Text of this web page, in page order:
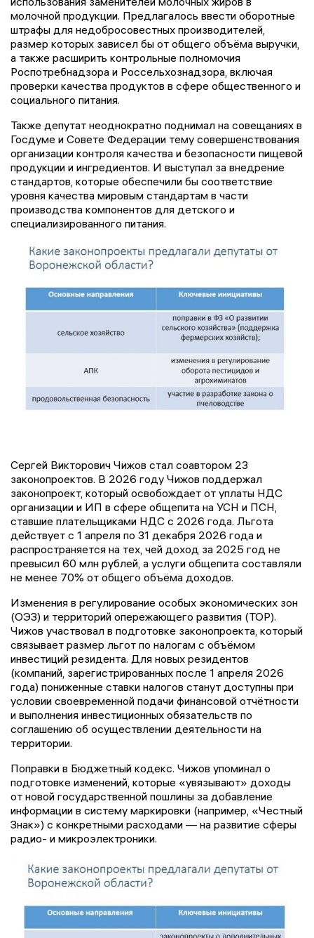
молочной продукции. Предлагалось ввести оборотные
штрафы для недобросовестных производителей,
размер которых зависел бы от общего объёма выручки,
а также расширить контрольные полномочия
Роспотребнадзора и Россельхознадзора, включая
проверки качества продуктов в сфере общественного и
социального питания.
Также депутат неоднократно поднимал на совещаниях в
Госдуме и Совете Федерации тему совершенствования
организации контроля качества и безопасности пищевой
продукции и ингредиентов. И выступал за внедрение
стандартов, которые обеспечили бы соответствие
уровня качества мировым стандартам в части
производства компонентов для детского и
специализированного питания.
Сергей Викторович Чижов стал соавтором 23
законопроектов. В 2026 году Чижов поддержал
законопроект, который освобождает от уплаты НДС
организации и ИП в сфере общепита на УСН и ПСН,
ставшие плательщиками НДС с 2026 года. Льгота
действует с 1 апреля по 31 декабря 2026 года и
распространяется на тех, чей доход за 2025 год не
превысил 60 млн рублей, а услуги общепита составляли
не менее 70% от общего объёма доходов.
Изменения в регулирование особых экономических зон
(ОЭЗ) и территорий опережающего развития (ТОР).
Чижов участвовал в подготовке законопроекта, который
связывает размер льгот по налогам с объёмом
инвестиций резидента. Для новых резидентов
(компаний, зарегистрированных после 1 апреля 2026
года) пониженные ставки налогов станут доступны при
условии своевременной подачи финансовой отчётности
и выполнения инвестиционных обязательств по
соглашению об осуществлении деятельности на
территории.
Поправки в Бюджетный кодекс. Чижов упоминал о
подготовке изменений, которые «увязывают» доходы
от новой государственной пошлины за добавление
информации в систему маркировки (например, «Честный
Знак») с конкретными расходами — на развитие сферы
радио- и микроэлектроники.